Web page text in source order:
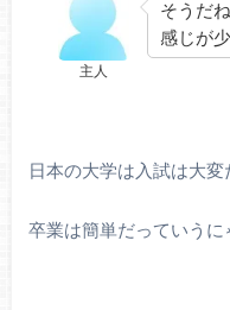
主人
そうだ
感じが
日本の大学は入試は大変
卒業は簡単だっていうに